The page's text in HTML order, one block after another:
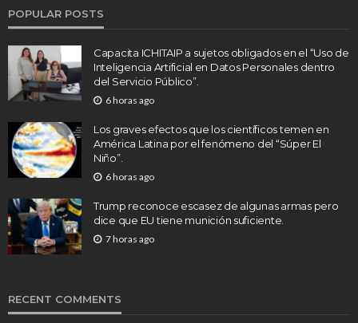
POPULAR POSTS
Capacita ICHITAIP a sujetos obligados en el “Uso de
Inteligencia Artificial en Datos Personales dentro
del Servicio Público”.
6 horas ago
Los graves efectos que los científicos temen en
América Latina por el fenómeno del “Súper El
Niño”.
6 horas ago
Trump reconoce escasez de algunas armas pero
dice que EU tiene munición suficiente.
7 horas ago
RECENT COMMENTS